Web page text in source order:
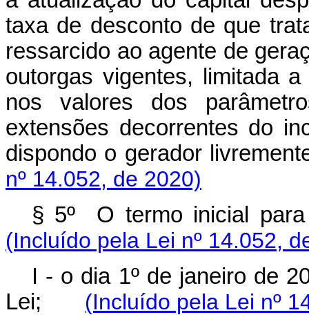
taxa de desconto de que
ressarcido ao agente de
outorgas vigentes, limitada
nos valores dos
extensões decorrentes do
dispondo o gerador
nº 14.052, de 2020)
§ 5º O termo inicial
(Incluído pela Lei nº 14.052,
I - o dia 1º de janeiro de
Lei; (Incluído pela Lei nº